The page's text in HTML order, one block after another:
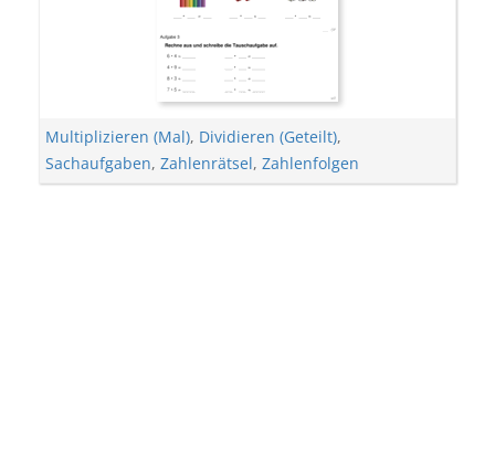
Multiplizieren (Mal), Dividieren (Geteilt),
Sachaufgaben, Zahlenrätsel, Zahlenfolgen